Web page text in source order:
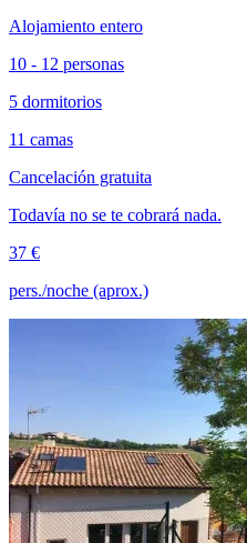
Alojamiento entero
10 - 12 personas
5 dormitorios
11 camas
Cancelación gratuita
Todavía no se te cobrará nada.
37 €
pers./noche (aprox.)